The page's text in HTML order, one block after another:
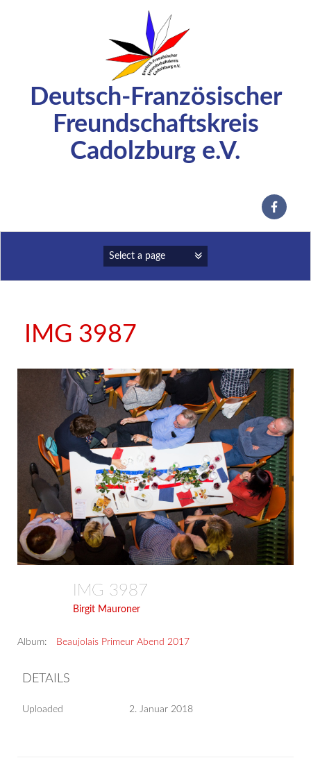
Deutsch-Französischer
Freundschaftskreis
Cadolzburg e.V.
IMG 3987
IMG 3987
Birgit Mauroner
Album: Beaujolais Primeur Abend 2017
DETAILS
Uploaded 2. Januar 2018